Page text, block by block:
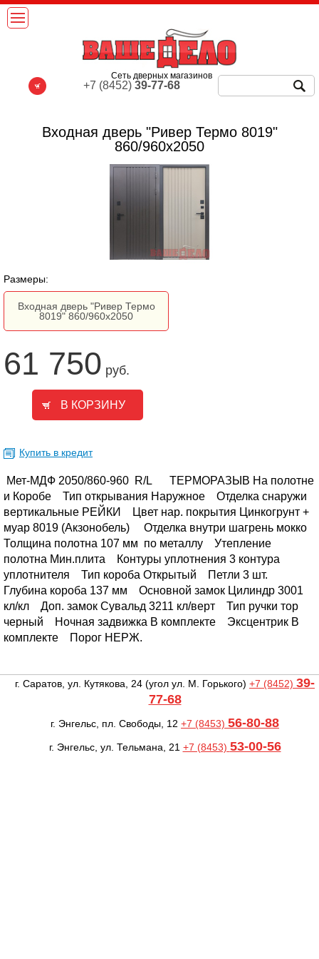
Входная дверь "Ривер Термо 8019"
860/960х2050
Размеры:
Входная дверь "Ривер Термо
8019" 860/960х2050
61 750 руб.
Купить в кредит
Мет-МДФ 2050/860-960 R/L
ТЕРМОРАЗЫВ На полотне
и Коробе
Тип открывания Наружное
Отделка снаружи
вертикальные РЕЙКИ
Цвет нар. покрытия Цинкогрунт +
муар 8019 (Акзонобель)
Отделка внутри шагрень мокко
Толщина полотна 107 мм по металлу
Утепление
полотна Мин.плита
Контуры уплотнения 3 контура
уплотнителя
Тип короба Открытый
Петли 3 шт.
Глубина короба 137 мм
Основной замок Цилиндр 3001
кл/кл
Доп. замок Сувальд 3211 кл/верт
Тип ручки тор
черный
Ночная задвижка В комплекте
Эксцентрик В
комплекте
Порог НЕРЖ.
Сеть дверных магазинов
+7 (8452)39-77-68
г. Саратов, ул. Кутякова, 24 (угол ул. М. Горького) +7 (8452) 39-
77-68
г. Энгельс, пл. Свободы, 12 +7 (8453) 56-80-88
г. Энгельс, ул. Тельмана, 21 +7 (8453) 53-00-56